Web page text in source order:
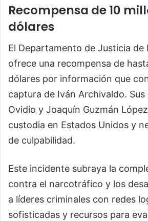
Recompensa de 10
dólares
El Departamento de Justicia de
ofrece una recompensa de
dólares por información que
captura de Iván Archivaldo. Sus
Ovidio y Joaquín Guzmán
custodia en Estados Unidos y
de culpabilidad.
Este incidente subraya la
contra el narcotráfico y los
a líderes criminales con redes
sofisticadas y recursos para